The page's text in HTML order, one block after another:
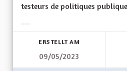
testeurs de politiques
ERSTELLT AM
09/05/2023